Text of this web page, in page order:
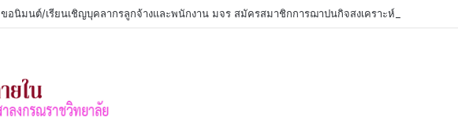
ขอนิมนต์/เรียนเชิญบุคลากรลูกจ้างและพนักงาน มจร สมัครสมาชิกการฌาปนกิจสงเคราะห์